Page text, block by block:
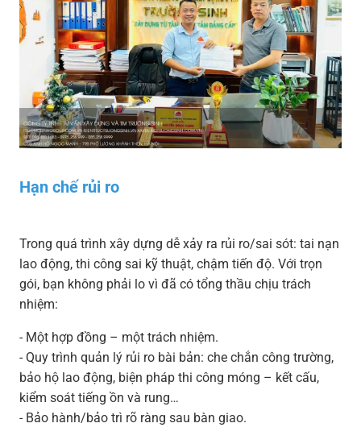
Hạn chế rủi ro
Trong quá trình xây dựng dễ xảy ra rủi ro/sai sót: tai nạn
lao động, thi công sai kỹ thuật, chậm tiến độ. Với trọn
gói, bạn không phải lo vì đã có tổng thầu chịu trách
nhiệm:
- Một hợp đồng – một trách nhiệm.
- Quy trình quản lý rủi ro bài bản: che chắn công trường,
bảo hộ lao động, biện pháp thi công móng – kết cấu,
kiểm soát tiếng ồn và rung…
- Bảo hành/bảo trì rõ ràng sau bàn giao.